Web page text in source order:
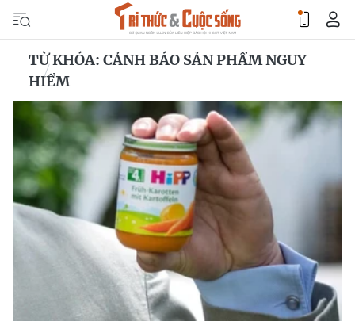
TỪ KHÓA: CẢNH BÁO SẢN PHẨM NGUY
HIỂM